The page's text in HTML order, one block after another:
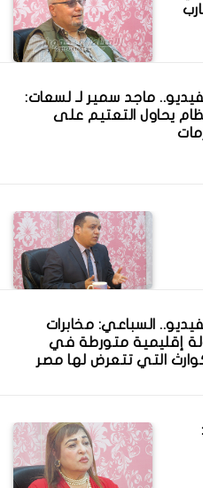
ماجد سمير لـ لسعات:
يحاول التعتيم على
السباعي: مخابرات
إقليمية متورطة في
التي تتعرض لها مصر